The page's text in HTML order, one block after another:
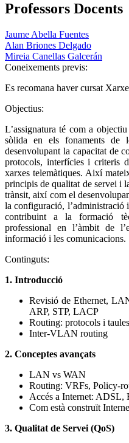
Professors Docents
Jaume Abella Fuentes
Alan Briones Delgado
Mireia Canellas Galcerán
Coneixements previs:
Es recomana haver cursat
Objectius:
L’assignatura té com a
sòlida en els fonaments de
desenvolupant la capacitat de
protocols, interfícies i criteris
xarxes telemàtiques. Així
principis de qualitat de servei i
trànsit, així com el
la configuració, l’administració
contribuint a la formació
professional en l’àmbit de
informació i les comunicacions.
Continguts:
1. Introducció
Revisió de Ethernet,
ARP, STP, LACP
Routing: protocols i taules
Inter-VLAN routing
2. Conceptes avançats
LAN vs WAN
Routing: VRFs, Policy-
Accés a Internet:
Com està construït
3. Qualitat de Servei (QoS)